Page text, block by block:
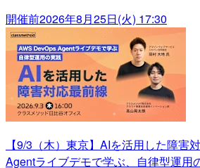
開催前2026年8月25日(火) 17:30
【9/3（木）東京】AIを活用した障害
Agentライブデモで学ぶ、自律型運用